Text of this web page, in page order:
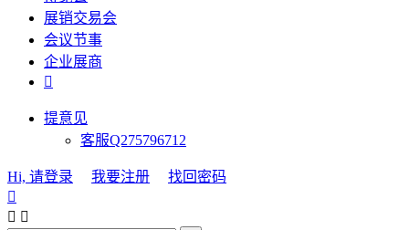
展销交易会
会议节事
企业展商

提意见
客服Q275796712
Hi, 请登录 我要注册
找回密码

 